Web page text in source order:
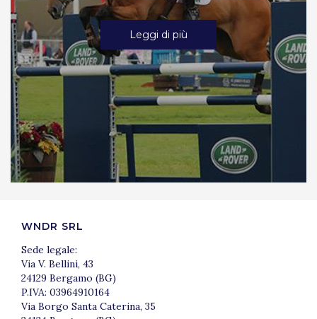
Leggi di più
WNDR SRL
Sede legale:
Via V. Bellini, 43
24129 Bergamo (BG)
P.IVA: 03964910164
Via Borgo Santa Caterina, 35